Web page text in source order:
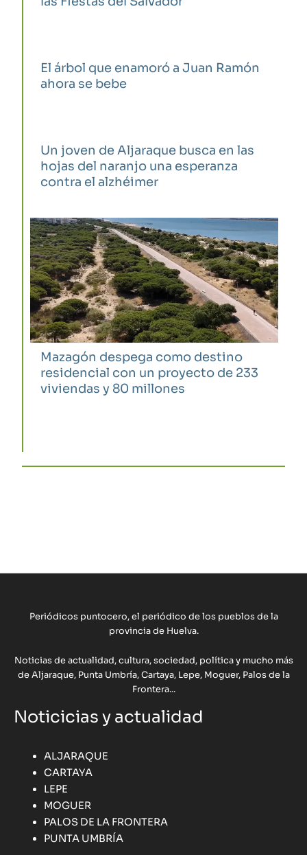
El árbol que enamoró a Juan Ramón
ahora se bebe
Un joven de Aljaraque busca en las
hojas del naranjo una esperanza
contra el alzhéimer
Mazagón despega como destino
residencial con un proyecto de 233
viviendas y 80 millones
Periódicos puntocero, el periódico de los pueblos de la
provincia de Huelva.
Noticias de actualidad, cultura, sociedad, política y mucho más
de Aljaraque, Punta Umbría, Cartaya, Lepe, Moguer, Palos de la
Frontera...
Noticicias y actualidad
ALJARAQUE
CARTAYA
LEPE
MOGUER
PALOS DE LA FRONTERA
PUNTA UMBRÍA